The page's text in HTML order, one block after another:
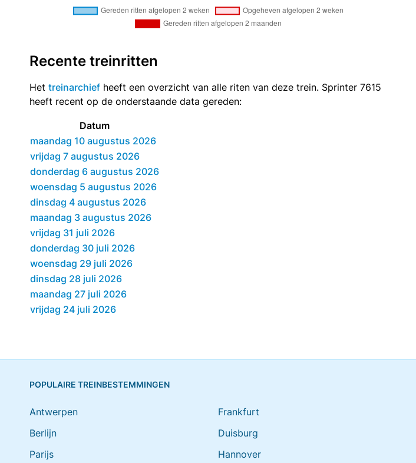
Recente treinritten
Het treinarchief heeft een overzicht van alle riten van deze trein. Sprinter 7615
heeft recent op de onderstaande data gereden:
Datum
maandag 10 augustus 2026
vrijdag 7 augustus 2026
donderdag 6 augustus 2026
woensdag 5 augustus 2026
dinsdag 4 augustus 2026
maandag 3 augustus 2026
vrijdag 31 juli 2026
donderdag 30 juli 2026
woensdag 29 juli 2026
dinsdag 28 juli 2026
maandag 27 juli 2026
vrijdag 24 juli 2026
POPULAIRE TREINBESTEMMINGEN
Antwerpen
Berlijn
Parijs
Frankfurt
Duisburg
Hannover